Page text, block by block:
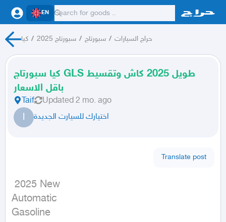
EN
كيا / سبورتاج 2025 / سبورتاج / حراج السيارات
كيا سبورتاج GLS طويل 2025 كاش وتقسيط
باقل الاسعار
Taif Updated 2 mo. ago
ا اختيارك للسيارت الجديدة
Translate post
Automatic
Gasoline